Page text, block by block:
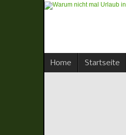
Home Startseite